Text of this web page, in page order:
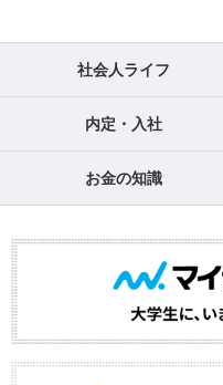
社会人ライフ
内定・入社
お金の知識